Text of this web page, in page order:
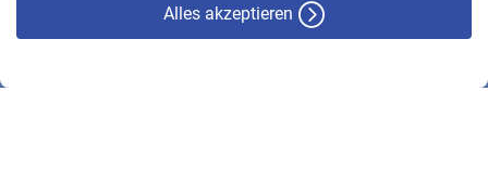
Alles akzeptieren
© VBL 2026